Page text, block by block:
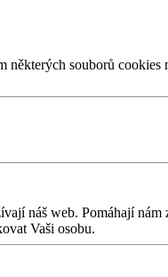
některých souborů
náš web. Pomáhají nám
Vaši osobu.